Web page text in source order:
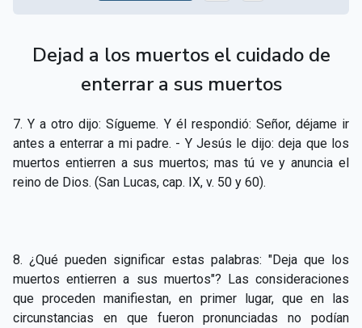
CAPÍTULO XVIII - Muchos son los llamados y pocos
los escogidos
CAPÍTULO XX - Los obreros de la última hora ▸
CAPÍTULO XXI - Habrá falsos Cristos y falsos
CAPÍTULO XXIII - Moral extraña ▸
CAPÍTULO XXIV - No pongáis la lámpara debajo del
celemín
▸
Dejad a los muertos el cuidado de
enterrar a sus muertos
7. Y a otro dijo: Sígueme. Y él respondió: Señor, déjame ir
antes a enterrar a mi padre. - Y Jesús le dijo: deja que los
muertos entierren a sus muertos; mas tú ve y anuncia el
reino de Dios. (San Lucas, cap. IX, v. 50 y 60).
8. ¿Qué pueden significar estas palabras: "Deja que los
muertos entierren a sus muertos"? Las consideraciones
que proceden manifiestan, en primer lugar, que en las
circunstancias en que fueron pronunciadas no podían